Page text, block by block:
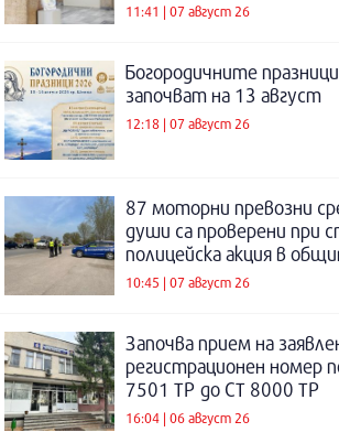
11:41 | 07 август 26
Богородичните
започват на 13 август
12:18 | 07 август 26
87 моторни превозни
души са проверени при
полицейска акция в
10:45 | 07 август 26
Започва прием на
регистрационен номер
7501 ТР до СТ 8000 ТР
16:04 | 06 август 26